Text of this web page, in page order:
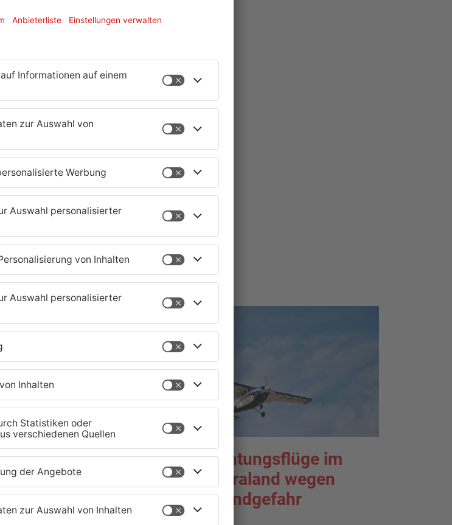
im Primaveraland zeigt
Hessen und von
und Verbraucher ist
Black Friday, der
litt außerdem
bei uns halbleer blieben.
zwischen
und Händler erwarten
und positive
rausspringen.
ADAC erwartet
im
Beobachtungsflüge im
Primaveraland wegen
Waldbrandgefahr